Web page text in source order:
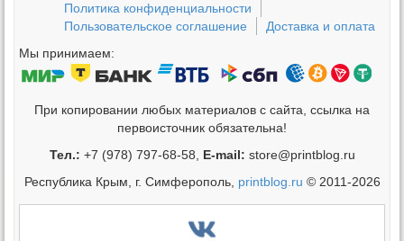
Политика конфиденциальности
Пользовательское соглашение
Доставка и оплата
Мы принимаем:
При копировании любых материалов с сайта, ссылка на
первоисточник обязательна!
Тел.: +7 (978) 797-68-58, E-mail: store@printblog.ru
Республика Крым, г. Симферополь, printblog.ru © 2011-2026